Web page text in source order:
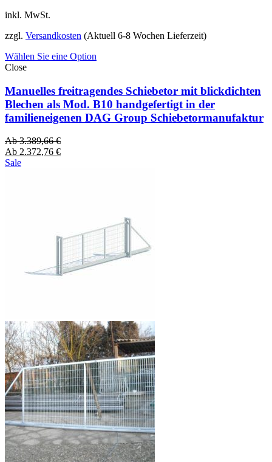
inkl. MwSt.
zzgl. Versandkosten (Aktuell 6-8 Wochen Lieferzeit)
Wählen Sie eine Option
Close
Manuelles freitragendes Schiebetor mit blickdichten
Blechen als Mod. B10 handgefertigt in der
familieneigenen DAG Group Schiebetormanufaktur
Ab3.389,66€
Ab 2.372,76 €
Sale